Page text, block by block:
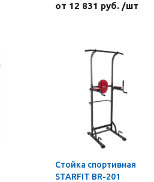
от 12 831 руб. /шт
Стойка спортивная
STARFIT BR-201